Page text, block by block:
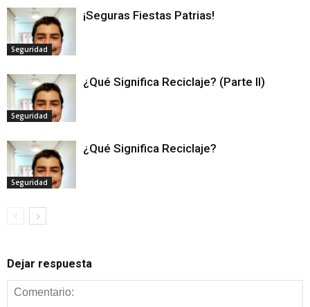
Seguridad
¡Seguras Fiestas Patrias!
Seguridad
¿Qué Significa Reciclaje? (Parte II)
Seguridad
¿Qué Significa Reciclaje?
Dejar respuesta